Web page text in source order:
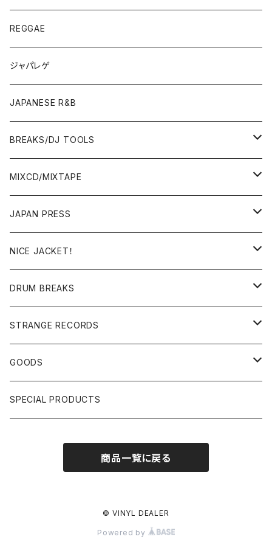
JAPANESE
OTHERS
7"/12"
JAPANESE
OTHERS
REGGAE
ジャパレゲ
JAPANESE R&B
BREAKS/DJ TOOLS
BREAKS/MEGAMIX/CUT UP
RE-EDIT/DJ TOOLS
MIXCD/MIXTAPE
MIXCD
日本語ラップ
JAPANESE DJ
MIXTAPE
JAPAN PRESS
LP(+ OBI)
7"/12"
NICE JACKET！
DONUTS 45
GIRLS
HIPHOP CLASSIC GALLERY
日本語ラップ CLASSIC GALLERY
DRUM BREAKS
US/UK/OTHERS
JAPANESE
STRANGE RECORDS
DRUM DRUM DRUM/KARAOKE
パチソン/AUDIO CHECK/LIBRARY
GOODS
BOOK
SPECIAL PRODUCTS
商品一覧に戻る
© VINYL DEALER
Powered by